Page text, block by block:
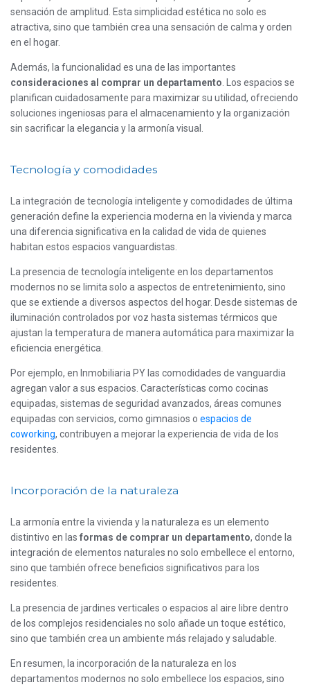
sensación de amplitud. Esta simplicidad estética no solo es
atractiva, sino que también crea una sensación de calma y orden
en el hogar.
Además, la funcionalidad es una de las importantes
consideraciones al comprar un departamento . Los espacios se
planifican cuidadosamente para maximizar su utilidad, ofreciendo
soluciones ingeniosas para el almacenamiento y la organización
sin sacrificar la elegancia y la armonía visual.
Tecnología y comodidades
La integración de tecnología inteligente y comodidades de última
generación define la experiencia moderna en la vivienda y marca
una diferencia significativa en la calidad de vida de quienes
habitan estos espacios vanguardistas.
La presencia de tecnología inteligente en los departamentos
modernos no se limita solo a aspectos de entretenimiento, sino
que se extiende a diversos aspectos del hogar. Desde sistemas de
iluminación controlados por voz hasta sistemas térmicos que
ajustan la temperatura de manera automática para maximizar la
eficiencia energética.
Por ejemplo, en Inmobiliaria PY las comodidades de vanguardia
agregan valor a sus espacios. Características como cocinas
equipadas, sistemas de seguridad avanzados, áreas comunes
equipadas con servicios, como gimnasios o espacios de
coworking, contribuyen a mejorar la experiencia de vida de los
residentes.
Incorporación de la naturaleza
La armonía entre la vivienda y la naturaleza es un elemento
distintivo en las formas de comprar un departamento, donde la
integración de elementos naturales no solo embellece el entorno,
sino que también ofrece beneficios significativos para los
residentes.
La presencia de jardines verticales o espacios al aire libre dentro
de los complejos residenciales no solo añade un toque estético,
sino que también crea un ambiente más relajado y saludable.
En resumen, la incorporación de la naturaleza en los
departamentos modernos no solo embellece los espacios, sino